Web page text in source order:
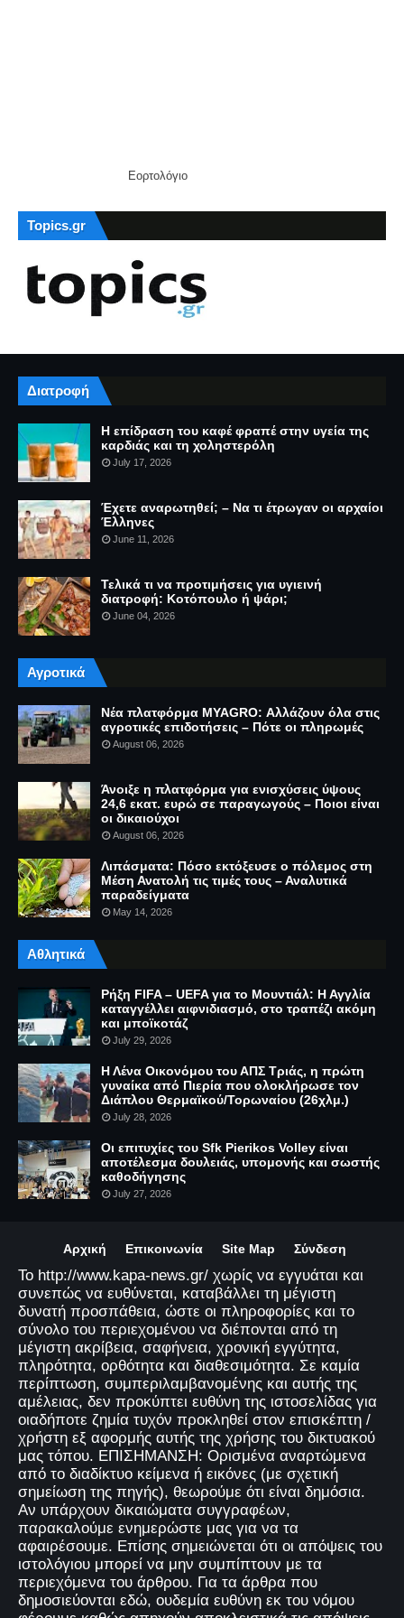
Εορτολόγιο
Topics.gr
Διατροφή
Η επίδραση του καφέ φραπέ στην υγεία της
καρδιάς και τη χοληστερόλη
July 17, 2026
Έχετε αναρωτηθεί; – Να τι έτρωγαν οι αρχαίοι
Έλληνες
June 11, 2026
Τελικά τι να προτιμήσεις για υγιεινή
διατροφή: Κοτόπουλο ή ψάρι;
June 04, 2026
Αγροτικά
Νέα πλατφόρμα MYAGRO: Αλλάζουν όλα στις
αγροτικές επιδοτήσεις – Πότε οι πληρωμές
August 06, 2026
Άνοιξε η πλατφόρμα για ενισχύσεις ύψους
24,6 εκατ. ευρώ σε παραγωγούς – Ποιοι είναι
οι δικαιούχοι
August 06, 2026
Λιπάσματα: Πόσο εκτόξευσε ο πόλεμος στη
Μέση Ανατολή τις τιμές τους – Αναλυτικά
παραδείγματα
May 14, 2026
Αθλητικά
Ρήξη FIFA – UEFA για το Μουντιάλ: Η Αγγλία
καταγγέλλει αιφνιδιασμό, στο τραπέζι ακόμη
και μποϊκοτάζ
July 29, 2026
Η Λένα Οικονόμου του ΑΠΣ Τριάς, η πρώτη
γυναίκα από Πιερία που ολοκλήρωσε τον
Διάπλου Θερμαϊκού/Τορωναίου (26χλμ.)
July 28, 2026
Οι επιτυχίες του Sfk Pierikos Volley είναι
αποτέλεσμα δουλειάς, υπομονής και σωστής
καθοδήγησης
July 27, 2026
Αρχική Επικοινωνία Site Map Σύνδεση
Το http://www.kapa-news.gr/ χωρίς να εγγυάται και
συνεπώς να ευθύνεται, καταβάλλει τη μέγιστη
δυνατή προσπάθεια, ώστε οι πληροφορίες και το
σύνολο του περιεχομένου να διέπονται από τη
μέγιστη ακρίβεια, σαφήνεια, χρονική εγγύτητα,
πληρότητα, ορθότητα και διαθεσιμότητα. Σε καμία
περίπτωση, συμπεριλαμβανομένης και αυτής της
αμέλειας, δεν προκύπτει ευθύνη της ιστοσελίδας για
οιαδήποτε ζημία τυχόν προκληθεί στον επισκέπτη /
χρήστη εξ αφορμής αυτής της χρήσης του δικτυακού
μας τόπου. ΕΠΙΣΗΜΑΝΣΗ: Ορισμένα αναρτώμενα
από το διαδίκτυο κείμενα ή εικόνες (με σχετική
σημείωση της πηγής), θεωρούμε ότι είναι δημόσια.
Αν υπάρχουν δικαιώματα συγγραφέων,
παρακαλούμε ενημερώστε μας για να τα
αφαιρέσουμε. Επίσης σημειώνεται ότι οι απόψεις του
ιστολόγιου μπορεί να μην συμπίπτουν με τα
περιεχόμενα του άρθρου. Για τα άρθρα που
δημοσιεύονται εδώ, ουδεμία ευθύνη εκ του νόμου